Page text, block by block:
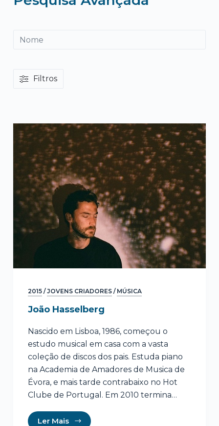
2015/JOVENS CRIADORES/ MÚSICA
João Hasselberg
Nascido em Lisboa, 1986, começou o
estudo musical em casa com a vasta
coleção de discos dos pais. Estuda piano
na Academia de Amadores de Musica de
Évora, e mais tarde contrabaixo no Hot
Clube de Portugal. Em 2010 termina…
Ler Mais
Filtros